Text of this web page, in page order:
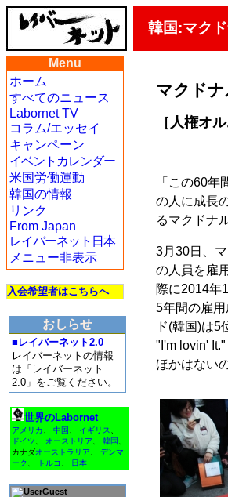
韓国:マク
Menu
ホーム
すべてのニュース
Labornet TV
コラム/エッセイ
キャンペーン
イベントカレンダー
米国労働運動
韓国の情報
リンク
From Japan
レイバーネット日本
メニュー非表示
入会希望者はこちらへ
おしらせ
■レイバーネット2.0
レイバーネットの情報
は「レイバーネット
2.0」をご覧ください。
世界のLabornet
アメリカ 中国 イギリス
ドイツ
オーストリア 韓国
カナダオーストラリア
デンマ
ーク
トルコ 日本
Guest
マクド
［人権オ
「この60
の人に成長
るマクドナ
3月30日、
の人員を雇
際に2014年
5年間の雇
ド(韓国)は5
"I'm lovin'
ほかはない